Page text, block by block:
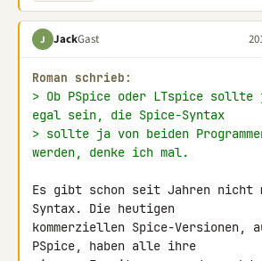
J JackGast
Roman schrieb:
> Ob PSpice oder LTspice
egal sein, die Spice-Syntax
> sollte ja von beiden
werden, denke ich mal.
Es gibt schon seit Jahren nicht
Syntax. Die heutigen
kommerziellen Spice-Versionen,
PSpice, haben alle ihre